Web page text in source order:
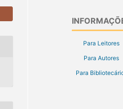
Para Leitores
Para Autores
Para